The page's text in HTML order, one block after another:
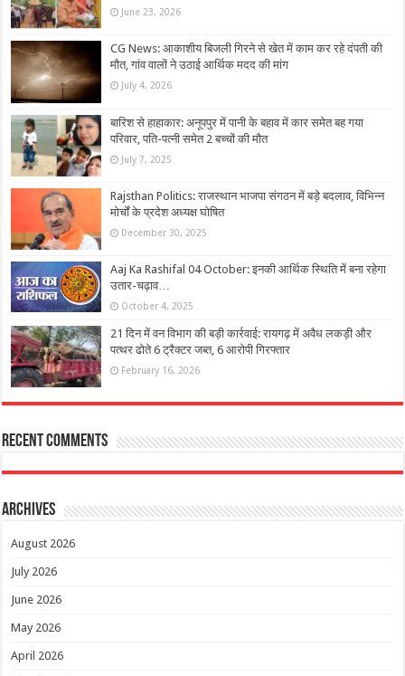
June 23, 2026
CG News: आकाशीय बिजली गिरने से खेत में काम कर रहे दंपती की
मौत, गांव वालों ने उठाई आर्थिक मदद की मांग
July 4, 2026
बारिश से हाहाकार: अनूपपुर में पानी के बहाव में कार समेत बह गया
परिवार, पति-पत्नी समेत 2 बच्चों की मौत
July 7, 2025
Rajsthan Politics: राजस्थान भाजपा संगठन में बड़े बदलाव, विभिन्न
मोर्चों के प्रदेश अध्यक्ष घोषित
December 30, 2025
Aaj Ka Rashifal 04 October: इनकी आर्थिक स्थिति में बना रहेगा
उतार-चढ़ाव…
October 4, 2025
21 दिन में वन विभाग की बड़ी कार्रवाई: रायगढ़ में अवैध लकड़ी और
पत्थर ढोते 6 ट्रैक्टर जब्त, 6 आरोपी गिरफ्तार
February 16, 2026
Recent Comments
Archives
August 2026
July 2026
June 2026
May 2026
April 2026